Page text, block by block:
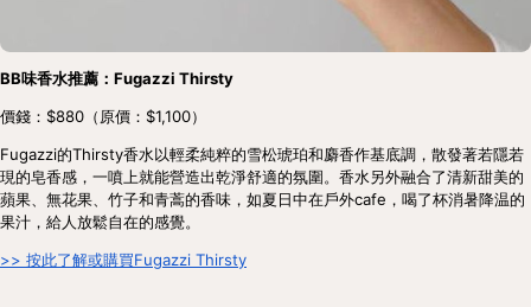
BB味香水推薦：Fugazzi Thirsty
價錢：$880（原價：$1,100）
Fugazzi的Thirsty香水以輕柔純粹的雪松琥珀和麝香作基底調，散發著若隱若
現的皂香感，一噴上就能營造出乾淨舒適的氛圍。香水另外融合了清新甜美的
蘋果、無花果、竹子和青蒿的香味，如夏日中在戶外cafe，喝了杯消暑降温的
果汁，給人放鬆自在的感覺。
>> 按此了解或購買Fugazzi Thirsty